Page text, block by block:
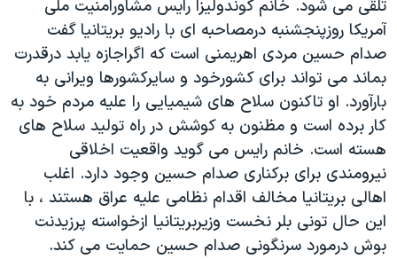
ویدیوها
فرهنگ و زندگی
حقوق شهروندی
اقتصادی
علم و فناوری
اسرائیل در جنگ
گالری عکس
آرشیو پخش زنده
بایگانی برنامه‌های تلویزیونی
مستندها
انتخابات ریاست جمهوری آمریکا ۲۰۲۴
حمله جمهوری اسلامی به اسرائیل
رمز مهسا
ورزش زنان در ایران
اعتراضات زن، زندگی، آزادی
مجموعه مستندهای دادخواهی
دنبال کنید
زبانهای مختلف
تلقی می شود. خانم کوندوليزا رايس مشاورامنيت ملی
آمريکا روزپنجشنبه درمصاحبه ای با راديو بريتانيا گفت
صدام حسين مردی اهريمنی است که اگراجازه يابد درقدرت
بماند می تواند برای کشورخود و سايرکشورها ويرانی به
بارآورد. او تاکنون سلاح های شيميايی را عليه مردم خود به
کار برده است و مظنون به کوشش در راه توليد سلاح های
هسته است. خانم رايس می گويد واقعيت اخلاقی
نيرومندی برای برکناری صدام حسين وجود دارد. اغلب
اهالی بريتانيا مخالف اقدام نظامی عليه عراق هستند ، با
اين حال تونی بلر نخست وزيربريتانيا ازخواسته پرزيدنت
بوش درمورد سرنگونی صدام حسين حمايت می کند.